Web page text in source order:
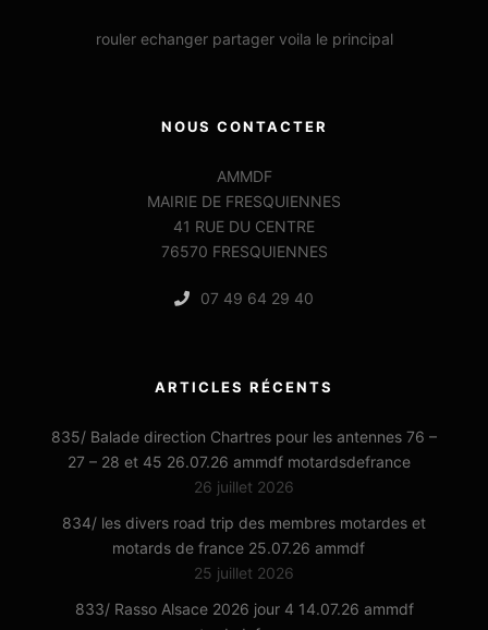
rouler echanger partager voila le principal
NOUS CONTACTER
AMMDF
MAIRIE DE FRESQUIENNES
41 RUE DU CENTRE
76570 FRESQUIENNES
07 49 64 29 40
ARTICLES RÉCENTS
835/ Balade direction Chartres pour les antennes 76 –
27 – 28 et 45 26.07.26 ammdf motardsdefrance
26 juillet 2026
834/ les divers road trip des membres motardes et
motards de france 25.07.26 ammdf
25 juillet 2026
833/ Rasso Alsace 2026 jour 4 14.07.26 ammdf